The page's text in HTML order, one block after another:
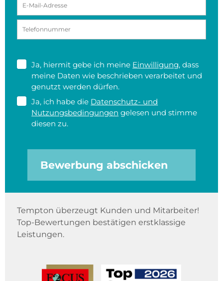
Ja, hiermit gebe ich meine Einwilligung, dass
meine Daten wie beschrieben verarbeitet und
genutzt werden dürfen.
Ja, ich habe die Datenschutz- und
Nutzungsbedingungen gelesen und stimme
diesen zu.
Bewerbung abschicken
Tempton überzeugt Kunden und Mitarbeiter!
Top-Bewertungen bestätigen erstklassige
Leistungen.